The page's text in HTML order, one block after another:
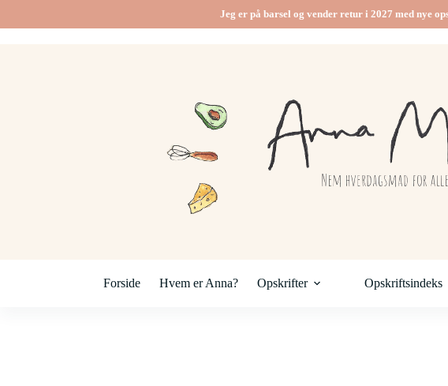
Jeg er på barsel og vender retur i 2027 med nye
Forside Hvem er Anna? Opskrifter Opskriftsindeks